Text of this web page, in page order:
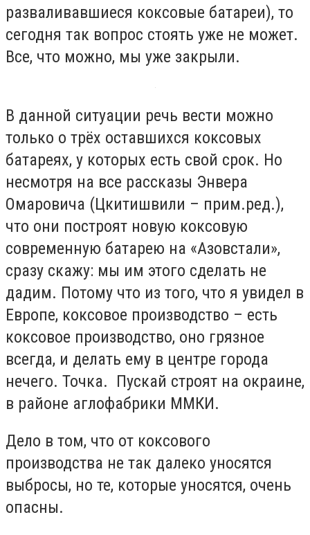
разваливавшиеся коксовые батареи), то
сегодня так вопрос стоять уже не может.
Все, что можно, мы уже закрыли.
В данной ситуации речь вести можно
только о трёх оставшихся коксовых
батареях, у которых есть свой срок. Но
несмотря на все рассказы Энвера
Омаровича (Цкитишвили – прим.ред.),
что они построят новую коксовую
современную батарею на «Азовстали»,
сразу скажу: мы им этого сделать не
дадим. Потому что из того, что я увидел в
Европе, коксовое производство – есть
коксовое производство, оно грязное
всегда, и делать ему в центре города
нечего. Точка. Пускай строят на окраине,
в районе аглофабрики ММКИ.
Дело в том, что от коксового
производства не так далеко уносятся
выбросы, но те, которые уносятся, очень
опасны.